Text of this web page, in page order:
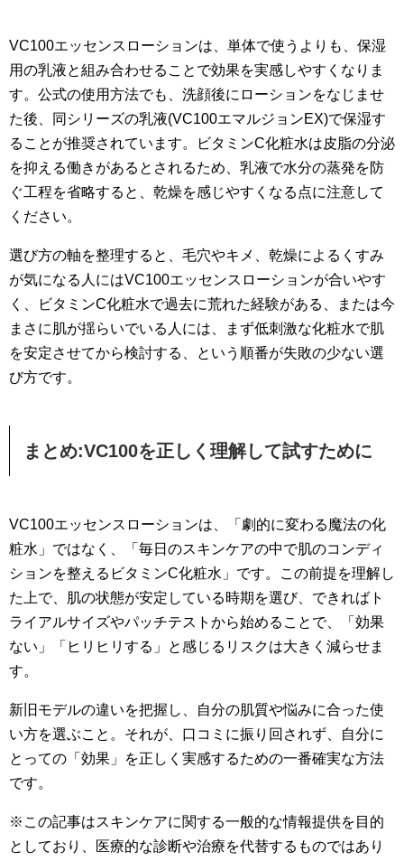
VC100エッセンスローションは、単体で使うよりも、保湿
用の乳液と組み合わせることで効果を実感しやすくなりま
す。公式の使用方法でも、洗顔後にローションをなじませ
た後、同シリーズの乳液(VC100エマルジョンEX)で保湿す
ることが推奨されています。ビタミンC化粧水は皮脂の分泌
を抑える働きがあるとされるため、乳液で水分の蒸発を防
ぐ工程を省略すると、乾燥を感じやすくなる点に注意して
ください。
選び方の軸を整理すると、毛穴やキメ、乾燥によるくすみ
が気になる人にはVC100エッセンスローションが合いやす
く、ビタミンC化粧水で過去に荒れた経験がある、または今
まさに肌が揺らいでいる人には、まず低刺激な化粧水で肌
を安定させてから検討する、という順番が失敗の少ない選
び方です。
まとめ:VC100を正しく理解して試すために
VC100エッセンスローションは、「劇的に変わる魔法の化
粧水」ではなく、「毎日のスキンケアの中で肌のコンディ
ションを整えるビタミンC化粧水」です。この前提を理解し
た上で、肌の状態が安定している時期を選び、できればト
ライアルサイズやパッチテストから始めることで、「効果
ない」「ヒリヒリする」と感じるリスクは大きく減らせま
す。
新旧モデルの違いを把握し、自分の肌質や悩みに合った使
い方を選ぶこと。それが、口コミに振り回されず、自分に
とっての「効果」を正しく実感するための一番確実な方法
です。
※この記事はスキンケアに関する一般的な情報提供を目的
としており、医療的な診断や治療を代替するものではあり